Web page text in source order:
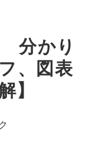
分かり
、図表
】